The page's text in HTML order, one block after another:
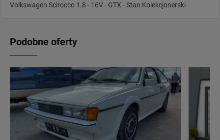
Volkswagen Scirocco 1.8 - 16V - GTX - Stan Kolekcjonerski
Podobne oferty